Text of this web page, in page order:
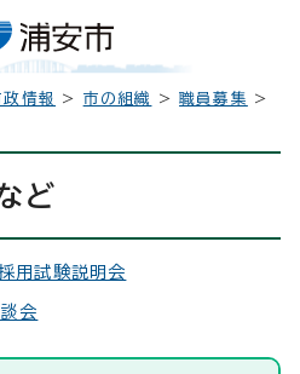
政情報 > 市の組織 >職員募集
>
ど
用試験説明会
会